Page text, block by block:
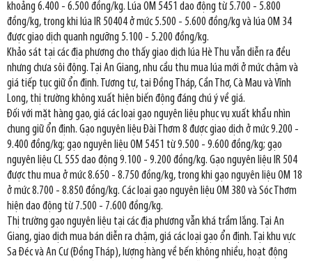
khoảng 6.400 - 6.500 đồng/kg. Lúa OM 5451 dao động từ 5.700 - 5.800
đồng/kg, trong khi lúa IR 50404 ở mức 5.500 - 5.600 đồng/kg và lúa OM 34
được giao dịch quanh ngưỡng 5.100 - 5.200 đồng/kg.
Khảo sát tại các địa phương cho thấy giao dịch lúa Hè Thu vẫn diễn ra đều
nhưng chưa sôi động. Tại An Giang, nhu cầu thu mua lúa mới ở mức chậm và
giá tiếp tục giữ ổn định. Tương tự, tại Đồng Tháp, Cần Thơ, Cà Mau và Vĩnh
Long, thị trường không xuất hiện biến động đáng chú ý về giá.
Đối với mặt hàng gạo, giá các loại gạo nguyên liệu phục vụ xuất khẩu nhìn
chung giữ ổn định. Gạo nguyên liệu Đài Thơm 8 được giao dịch ở mức 9.200 -
9.400 đồng/kg; gạo nguyên liệu OM 5451 từ 9.500 - 9.600 đồng/kg; gạo
nguyên liệu CL 555 dao động 9.100 - 9.200 đồng/kg. Gạo nguyên liệu IR 504
được thu mua ở mức 8.650 - 8.750 đồng/kg, trong khi gạo nguyên liệu OM 18
ở mức 8.700 - 8.850 đồng/kg. Các loại gạo nguyên liệu OM 380 và Sóc Thơm
hiện dao động từ 7.500 - 7.600 đồng/kg.
Thị trường gạo nguyên liệu tại các địa phương vẫn khá trầm lắng. Tại An
Giang, giao dịch mua bán diễn ra chậm, giá các loại gạo ổn định. Tại khu vực
Sa Đéc và An Cư (Đồng Tháp), lượng hàng về bến không nhiều, hoạt động